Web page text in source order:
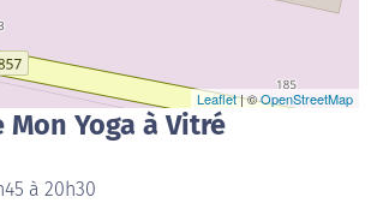
Leaflet| ©OpenStreetMap
Mon Yoga à Vitré
à 20h30